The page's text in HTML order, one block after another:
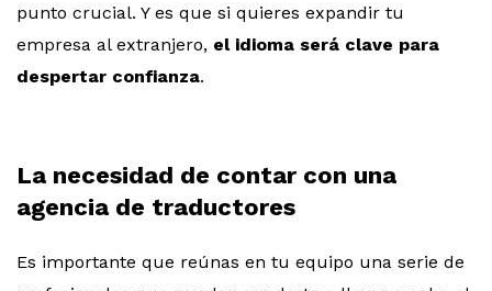
punto crucial. Y es que si quieres expandir tu
empresa al extranjero, el idioma será clave para
despertar confianza.
La necesidad de contar con una
agencia de traductores
Es importante que reúnas en tu equipo una serie de